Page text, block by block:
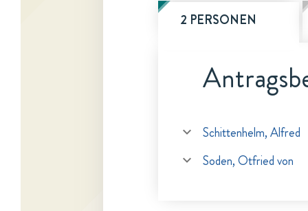
2 PERSONEN
Schittenhelm, Alfred
Soden, Otfried von